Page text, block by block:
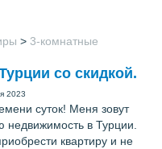
> 3-комнатные
со скидкой.
2023
суток! Меня зовут
в Турции.
квартиру и не